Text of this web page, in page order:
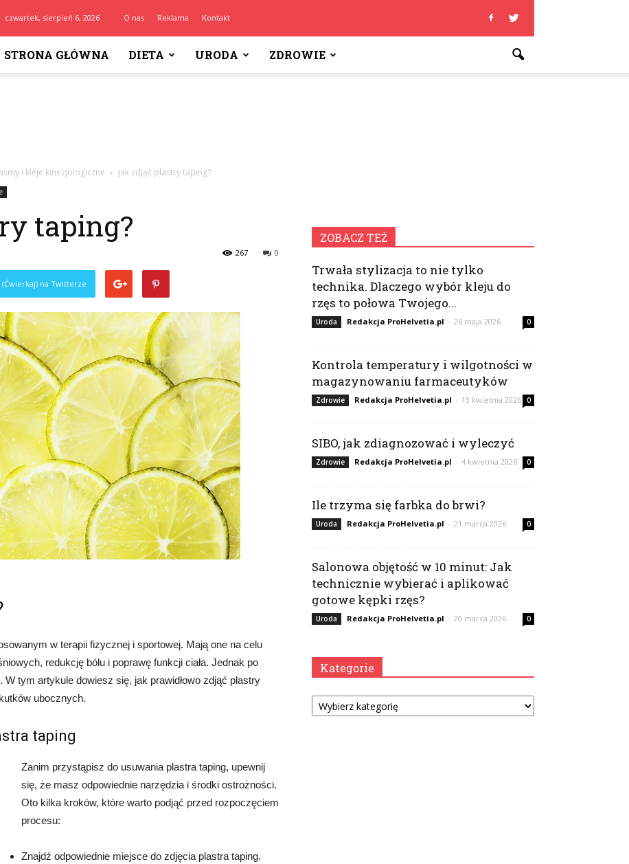
czwartek, sierpień 6, 2026 O nas Reklama Kontakt
STRONA GŁÓWNA DIETA URODA ZDROWIE
i kleje kinezjologiczne Jak zdjąć plastry taping?
taping?
0
267
na Twitterze
w terapii fizycznej i sportowej. Mają one na celu
redukcję bólu i poprawę funkcji ciała. Jednak po
tym artykule dowiesz się, jak prawidłowo zdjąć plastry
ubocznych.
taping
Zanim przystąpisz do usuwania plastra taping, upewnij
się, że masz odpowiednie narzędzia i środki ostrożności.
Oto kilka kroków, które warto podjąć przed rozpoczęciem
procesu:
Znajdź odpowiednie miejsce do zdjęcia plastra taping.
ZOBACZ TEŻ
Trwała stylizacja to nie tylko
technika. Dlaczego wybór kleju do
rzęs to połowa Twojego...
Uroda Redakcja ProHelvetia.pl - 26 maja 2026 0
Kontrola temperatury i wilgotności w
magazynowaniu farmaceutyków
Zdrowie Redakcja ProHelvetia.pl - 13 kwietnia 2026 0
SIBO, jak zdiagnozować i wyleczyć
Zdrowie Redakcja ProHelvetia.pl - 4 kwietnia 2026 0
Ile trzyma się farbka do brwi?
Uroda Redakcja ProHelvetia.pl - 21 marca 2026 0
Salonowa objętość w 10 minut: Jak
technicznie wybierać i aplikować
gotowe kępki rzęs?
Uroda Redakcja ProHelvetia.pl - 20 marca 2026 0
Kategorie
Kategorie